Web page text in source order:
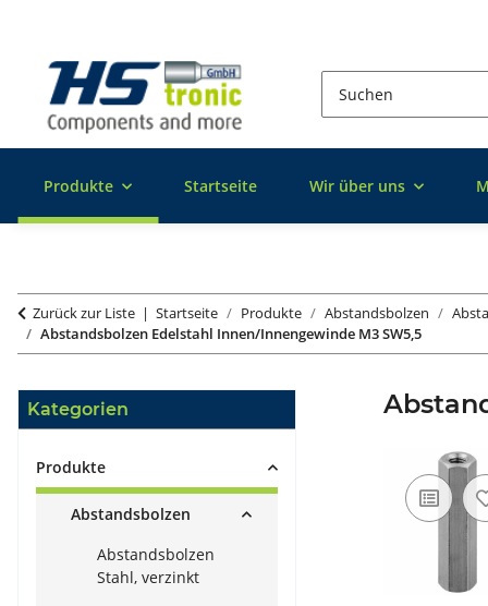
Produkte Startseite Wir über uns
Zurück zur Liste Startseite Produkte Abstandsbolzen
Abstandsbolzen Edelstahl Innen/Innengewinde M3 SW5,5
Kategorien
Produkte
Abstandsbolzen
Abstandsbolzen
Stahl, verzinkt